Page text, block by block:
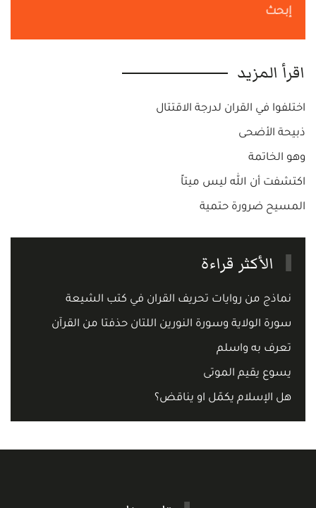
إبحث
اقرأ المزيد
اختلفوا في القران لدرجة الاقتتال
ذبيحة الأضحى
وهو الخاتمة
اكتشفت أن الله ليس ميتاً
المسيح ضرورة حتمية
الأكثر قراءة
نماذج من روايات تحريف القران في كتب الشيعة
سورة الولاية وسورة النورين اللتان حذفتا من القرآن
تعرف به واسلم
يسوع يقيم الموتى
هل الإسلام يكمّل او يناقض؟